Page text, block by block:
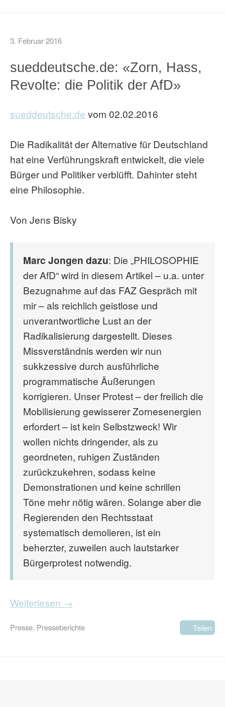
3. Februar 2016
sueddeutsche.de: «Zorn, Hass,
Revolte: die Politik der AfD»
sueddeutsche.de vom 02.02.2016
Die Radikalität der Alternative für Deutschland
hat eine Verführungskraft entwickelt, die viele
Bürger und Politiker verblüfft. Dahinter steht
eine Philosophie.
Von Jens Bisky
Marc Jongen dazu: Die „PHILOSOPHIE
der AfD“ wird in diesem Artikel – u.a. unter
Bezugnahme auf das FAZ Gespräch mit
mir – als reichlich geistlose und
unverantwortliche Lust an der
Radikalisierung dargestellt. Dieses
Missverständnis werden wir nun
sukkzessive durch ausführliche
programmatische Äußerungen
korrigieren. Unser Protest – der freilich die
Mobilisierung gewisserer Zornesenergien
erfordert – ist kein Selbstzweck! Wir
wollen nichts dringender, als zu
geordneten, ruhigen Zuständen
zurückzukehren, sodass keine
Demonstrationen und keine schrillen
Töne mehr nötig wären. Solange aber die
Regierenden den Rechtsstaat
systematisch demolieren, ist ein
beherzter, zuweilen auch lautstarker
Bürgerprotest notwendig.
Weiterlesen →
Presse, Presseberichte Teilen